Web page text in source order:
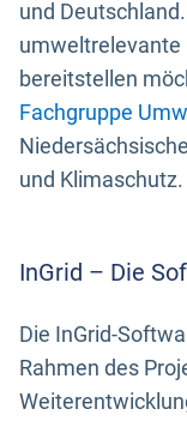
und
umweltrelevante
bereitstellen
Fachgruppe
und Klimaschutz.
InGrid – Die
Die InGrid-
Rahmen des